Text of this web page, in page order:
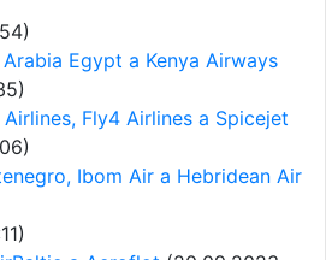
Egypt a Kenya Airways
Airlines, Fly4 Airlines a Spicejet
Ibom Air a Hebridean Air